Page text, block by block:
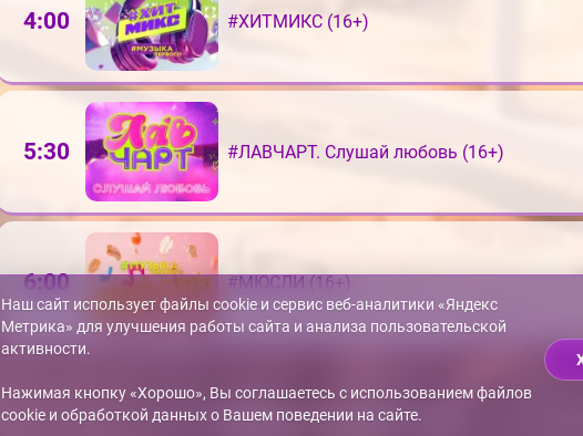
4:00 #ХИТМИКС (16+)
5:30 #ЛАВЧАРТ. Слушай любовь (16+)
6:00 #МЮСЛИ (16+)
© 2000—2026 телеканал «Музыка Первого»
Наш сайт использует файлы cookie и сервис веб-аналитики «Яндекс
Метрика» для улучшения работы сайта и анализа пользовательской
активности.
Нажимая кнопку «Хорошо», Вы соглашаетесь с использованием файлов
cookie и обработкой данных о Вашем поведении на сайте.